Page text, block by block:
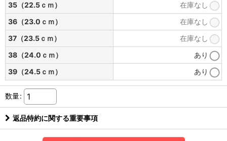
35（22.5ｃｍ）
在庫なし
36（23.0ｃｍ）
在庫なし
37（23.5ｃｍ）
在庫なし
38（24.0ｃｍ）
あり
39（24.5ｃｍ）
あり
数量:
返品特約に関する重要事項